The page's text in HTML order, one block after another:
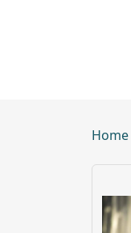
Home